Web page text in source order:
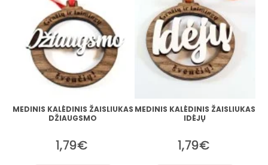
MEDINIS KALĖDINIS ŽAISLIUKAS
DŽIAUGSMO
1,79€
MEDINIS KALĖDINIS ŽAISLIUKAS
IDĖJŲ
1,79€